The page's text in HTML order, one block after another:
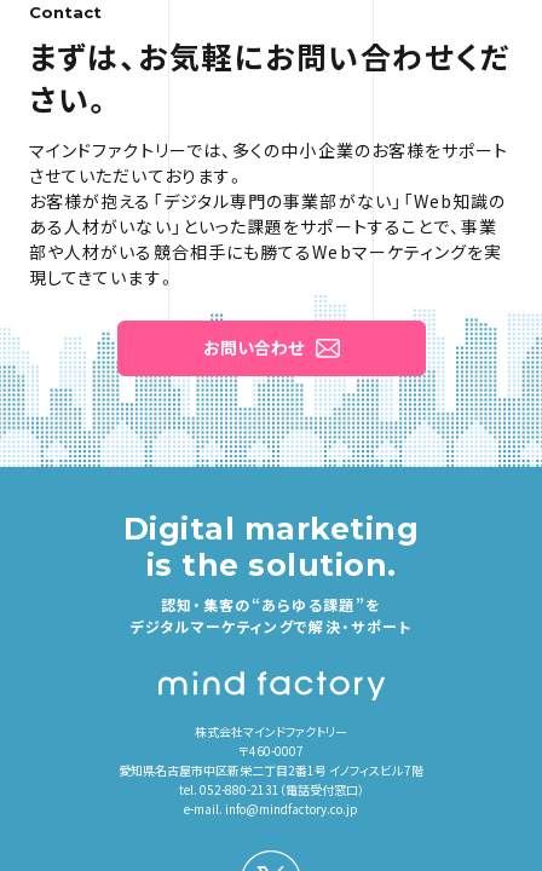
Contact
まずは、お気軽にお問い合わせくだ
さい。
マインドファクトリーでは、多くの中小企業のお客様をサポート
させていただいております。
お客様が抱える「デジタル専門の事業部がない」「Web知識の
ある人材がいない」といった課題をサポートすることで、事業
部や人材がいる競合相手にも勝てるWebマーケティングを実
現してきています。
お問い合わせ
Digital marketing
is the solution.
認知・集客の“あらゆる課題”を
デジタルマーケティングで解決・サポート
株式会社マインドファクトリー
〒460-0007
愛知県名古屋市中区新栄二丁目2番1号 イノフィスビル 7階
tel. 052-880-2131（電話受付窓口）
e-mail. info@mindfactory.co.jp